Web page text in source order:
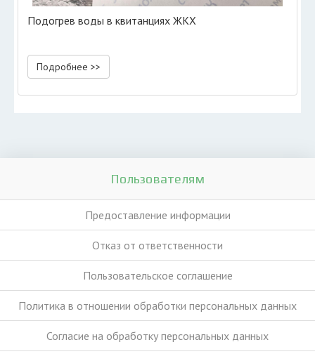
Подогрев воды в квитанциях ЖКХ
Подробнее >>
Пользователям
Предоставление информации
Отказ от ответственности
Пользовательское соглашение
Политика в отношении обработки персональных данных
Согласие на обработку персональных данных